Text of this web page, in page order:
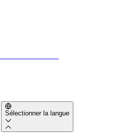
Sélectionner la langue